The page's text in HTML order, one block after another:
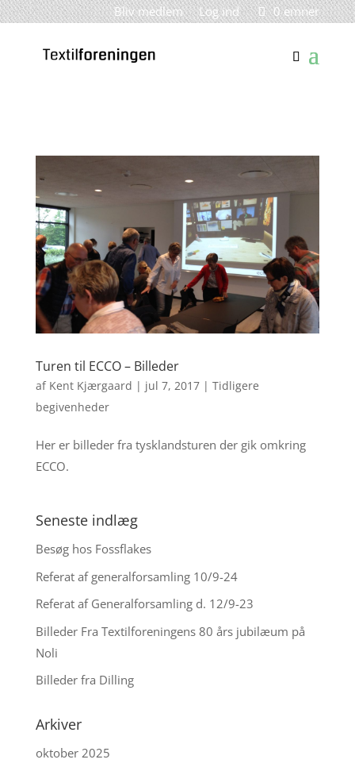
Bliv medlem Log ind 0 emner
Turen til ECCO – Billeder
af Kent Kjærgaard | jul 7, 2017| Tidligere
begivenheder
Her er billeder fra tysklandsturen der gik omkring
ECCO.
Seneste indlæg
Besøg hos Fossflakes
Referat af generalforsamling 10/9-24
Referat af Generalforsamling d. 12/9-23
Billeder Fra Textilforeningens 80 års jubilæum på
Noli
Billeder fra Dilling
Arkiver
oktober 2025